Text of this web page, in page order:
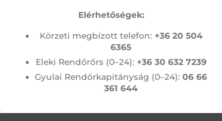
Elérhetőségek:
Körzeti megbízott telefon: +36 20 504
6365
Eleki Rendőrőrs (0–24): +36 30 632 7239
Gyulai Rendőrkapitányság (0–24): 06 66
361 644